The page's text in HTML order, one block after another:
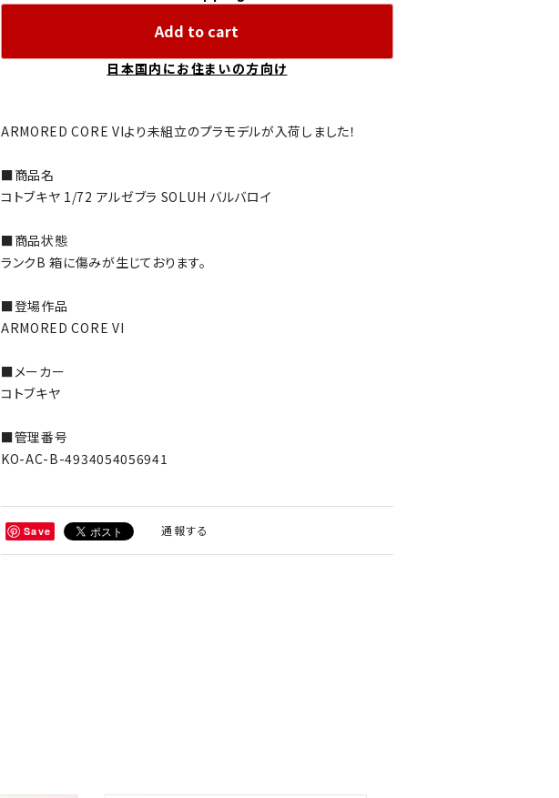
Add to cart
日本国内にお住まいの方向け
ARMORED CORE VIより未組立のプラモデルが入荷しました！
■商品名
コトブキヤ 1/72 アルゼブラ SOLUH バルバロイ
■商品状態
ランクB 箱に傷みが生じております。
■登場作品
ARMORED CORE VI
■メーカー
コトブキヤ
■管理番号
KO-AC-B-4934054056941
Save 通報する